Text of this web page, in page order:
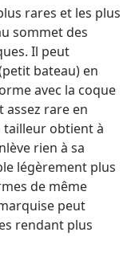
rares et les plus
sommet des
Il peut
bateau) en
avec la coque
assez rare en
obtient à
rien à sa
légèrement plus
de même
peut
rendant plus